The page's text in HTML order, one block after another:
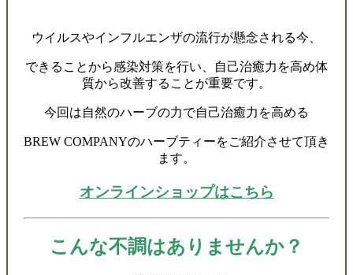
ウイルスやインフルエンザの流行が懸念される今、
できることから感染対策を行い、自己治癒力を高め体
質から改善することが重要です。
今回は自然のハーブの力で自己治癒力を高める
BREW COMPANYのハーブティーをご紹介させて頂き
ます。
オンラインショップはこちら
こんな不調はありませんか？